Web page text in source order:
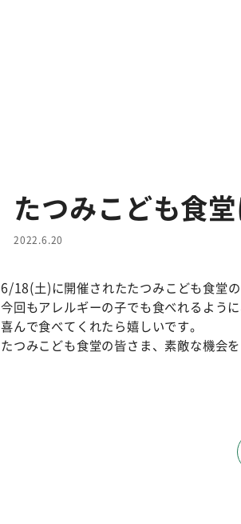
たつみこども食
2022.6.20
6/18(土)に開催されたたつみこども食堂
今回もアレルギーの子でも食べれるよう
喜んで食べてくれたら嬉しいです。
たつみこども食堂の皆さま、素敵な機会